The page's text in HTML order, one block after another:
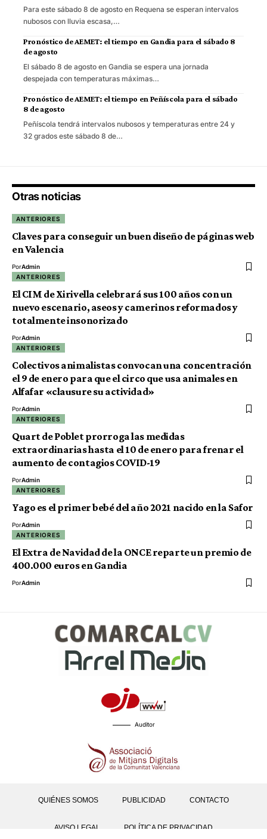
Para este sábado 8 de agosto en Requena se esperan intervalos
nubosos con lluvia escasa,…
Pronóstico de AEMET: el tiempo en Gandia para el sábado 8
de agosto
El sábado 8 de agosto en Gandia se espera una jornada
despejada con temperaturas máximas…
Pronóstico de AEMET: el tiempo en Peñíscola para el sábado
8 de agosto
Peñíscola tendrá intervalos nubosos y temperaturas entre 24 y
32 grados este sábado 8 de…
Otras noticias
ANTERIORES
Claves para conseguir un buen diseño de páginas web
en Valencia
PorAdmin
ANTERIORES
El CIM de Xirivella celebrará sus 100 años con un
nuevo escenario, aseos y camerinos reformados y
totalmente insonorizado
PorAdmin
ANTERIORES
Colectivos animalistas convocan una concentración
el 9 de enero para que el circo que usa animales en
Alfafar «clausure su actividad»
PorAdmin
ANTERIORES
Quart de Poblet prorroga las medidas
extraordinarias hasta el 10 de enero para frenar el
aumento de contagios COVID-19
PorAdmin
ANTERIORES
Yago es el primer bebé del año 2021 nacido en la Safor
PorAdmin
ANTERIORES
El Extra de Navidad de la ONCE reparte un premio de
400.000 euros en Gandia
PorAdmin
Auditor
QUIÉNES SOMOS PUBLICIDAD CONTACTO
AVISO LEGAL POLÍTICA DE PRIVACIDAD